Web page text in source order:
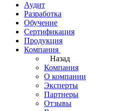
Аудит
Разработка
Обучение
Сертификация
Продукция
Компания
Назад
Компания
О компании
Эксперты
Партнеры
Отзывы